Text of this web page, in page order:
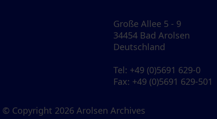
Große Allee 5 - 9
34454 Bad Arolsen
Deutschland
Tel: +49 (0)5691 629-0
Fax: +49 (0)5691 629-501
© Copyright 2026 Arolsen Archives